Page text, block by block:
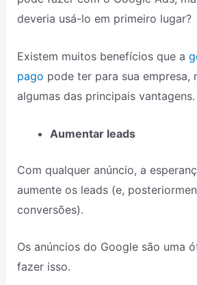
deveria usá-lo em primeiro lugar?
Existem muitos benefícios que a
pago pode ter para sua empresa,
algumas das principais vantagens.
Aumentar leads
Com qualquer anúncio, a
aumente os leads (e,
conversões).
Os anúncios do Google são uma
fazer isso.